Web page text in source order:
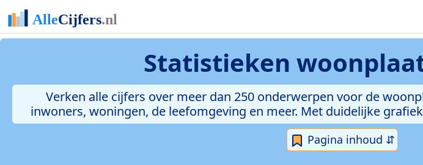
Statistieken
Verken alle cijfers over meer dan 250 onderwerpen voor de
inwoners, woningen, de leefomgeving en meer. Met duidelijke
Pagina inhoud ⇵